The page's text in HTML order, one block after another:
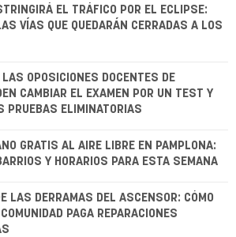
EL TRÁFICO POR EL ECLIPSE:
VÍAS QUE QUEDARÁN CERRADAS A LOS
LAS OPOSICIONES DOCENTES DE
CAMBIAR EL EXAMEN POR UN TEST Y
PRUEBAS ELIMINATORIAS
GRATIS AL AIRE LIBRE EN PAMPLONA:
Y HORARIOS PARA ESTA SEMANA
LAS DERRAMAS DEL ASCENSOR: CÓMO
PAGA REPARACIONES